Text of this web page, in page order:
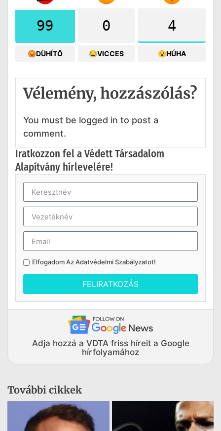
99
😡DÜHÍTŐ
0
😂VICCES
4
😮HÚHA
Vélemény, hozzászólás?
You must be logged in to post a
comment.
Iratkozzon fel a Védett Társadalom
Alapítvány hírlevelére!
Elfogadom AzAdatvédelmi Szabályzatot!
FELIRATKOZÁS
Adja hozzá a VDTA friss híreit a Google
hírfolyamához
További cikkek